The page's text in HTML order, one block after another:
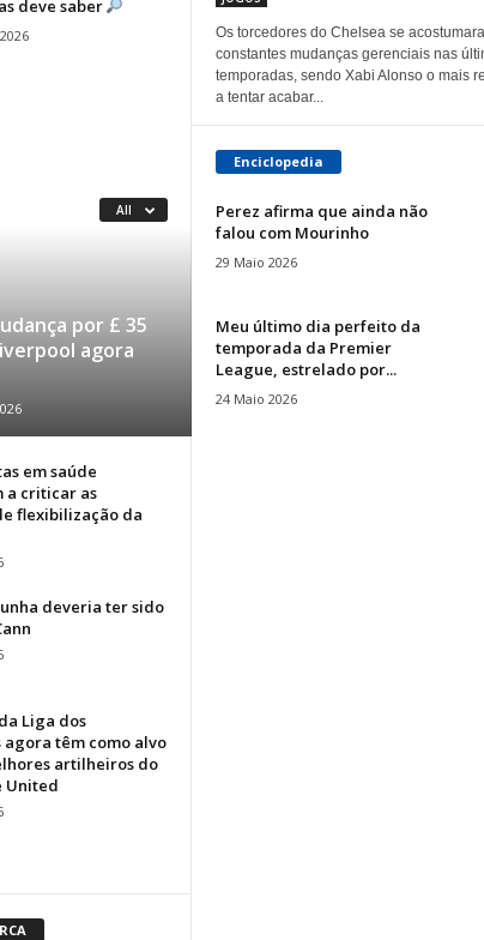
deve saber
All
por £ 35
agora
em saúde
a criticar as
flexibilização da
deveria ter sido
Liga dos
agora têm como alvo
artilheiros do
United
Os torcedores do Chelsea se
constantes mudanças gerenciais nas
temporadas, sendo Xabi Alonso o mais
a tentar acabar...
Enciclopedia
Perez afirma que ainda não
falou com Mourinho
29 Maio 2026
Meu último dia perfeito da
temporada da Premier
League, estrelado por...
24 Maio 2026